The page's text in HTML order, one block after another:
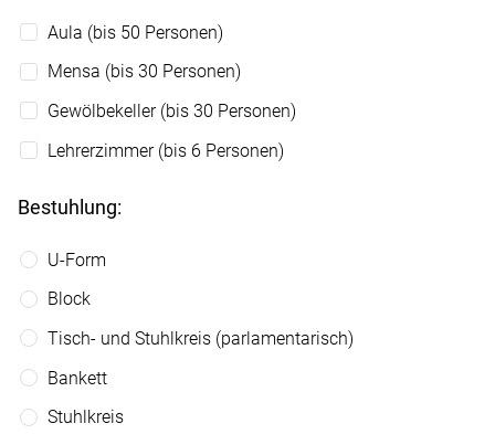
Aula (bis 50 Personen)
Mensa (bis 30 Personen)
Gewölbekeller (bis 30 Personen)
Lehrerzimmer (bis 6 Personen)
Bestuhlung:
U-Form
Block
Tisch- und Stuhlkreis (parlamentarisch)
Bankett
Stuhlkreis